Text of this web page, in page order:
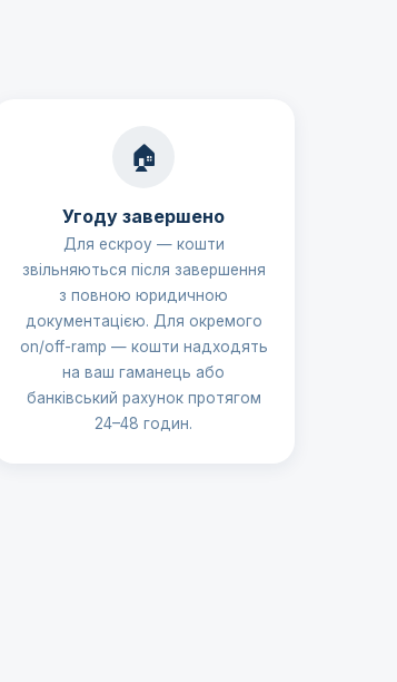
🏠
Угоду завершено
Для ескроу — кошти
звільняються після завершення
з повною юридичною
документацією. Для окремого
on/off-ramp — кошти надходять
на ваш гаманець або
банківський рахунок протягом
24–48 годин.